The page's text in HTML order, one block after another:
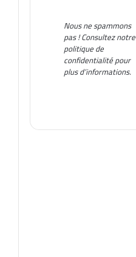
Nous ne spammons
pas ! Consultez notre
politique de
confidentialitépour
plus d’informations.